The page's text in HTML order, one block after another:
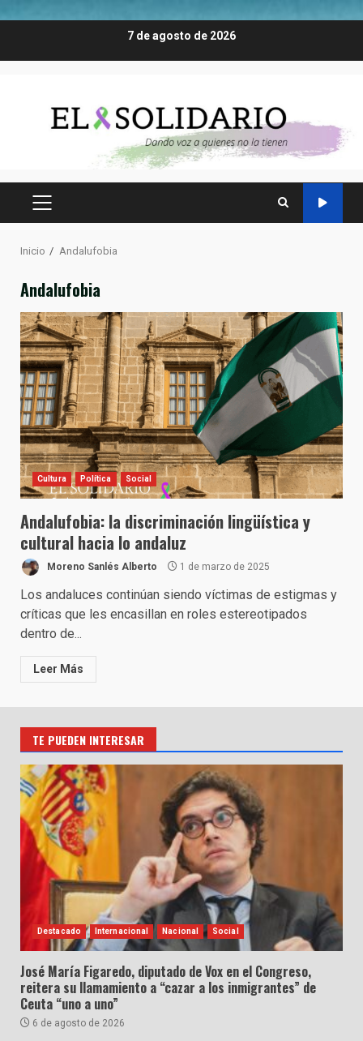
7 de agosto de 2026
MENÚ
Inicio Andalufobia
Andalufobia
Cultura Política Social
Andalufobia: la discriminación lingüística y
cultural hacia lo andaluz
Moreno Sanlés Alberto 1 de marzo de 2025
Los andaluces continúan siendo víctimas de estigmas y
críticas que les encasillan en roles estereotipados
dentro de...
Leer Más
TE PUEDEN INTERESAR
Destacado Internacional Nacional Social
José María Figaredo, diputado de Vox en el Congreso,
reitera su llamamiento a “cazar a los inmigrantes” de
Ceuta “uno a uno”
6 de agosto de 2026